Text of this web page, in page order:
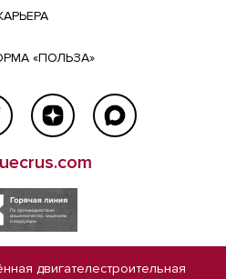
«ПОЛЬЗА»
двигателестроительная